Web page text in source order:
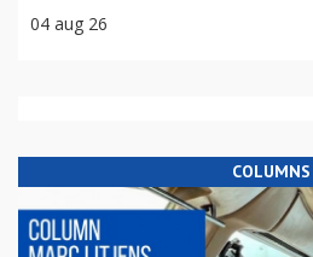
04 aug 26
COLUMNS